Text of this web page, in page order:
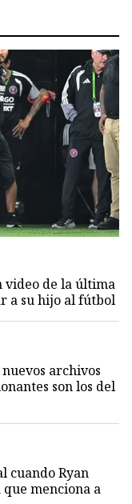
video de la última
a su hijo al fútbol
archivos
son los del
cuando Ryan
que menciona a